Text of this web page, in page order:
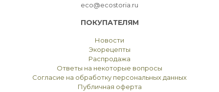
eco@ecostoria.ru
ПОКУПАТЕЛЯМ
Новости
Экорецепты
Распродажа
Ответы на некоторые вопросы
Согласие на обработку персональных данных
Публичная оферта